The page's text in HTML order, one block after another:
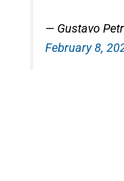
— Gustavo
February 8,